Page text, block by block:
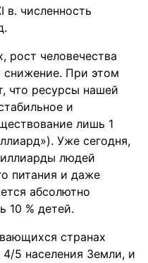
в. численность
рост человечества
снижение. При этом
что ресурсы нашей
и
лишь 1
Уже сегодня,
людей
питания и даже
абсолютно
10 % детей.
странах
5 населения Земли, и